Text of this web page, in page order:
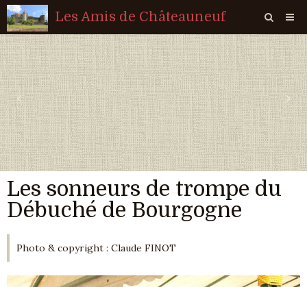
Les Amis de Châteauneuf
Page d'accueil
Livre d'or
Agenda
Quiz
Vidéos
Album
Contact
‹ ›
Les sonneurs de trompe du
Débuché de Bourgogne
Photo & copyright : Claude FINOT